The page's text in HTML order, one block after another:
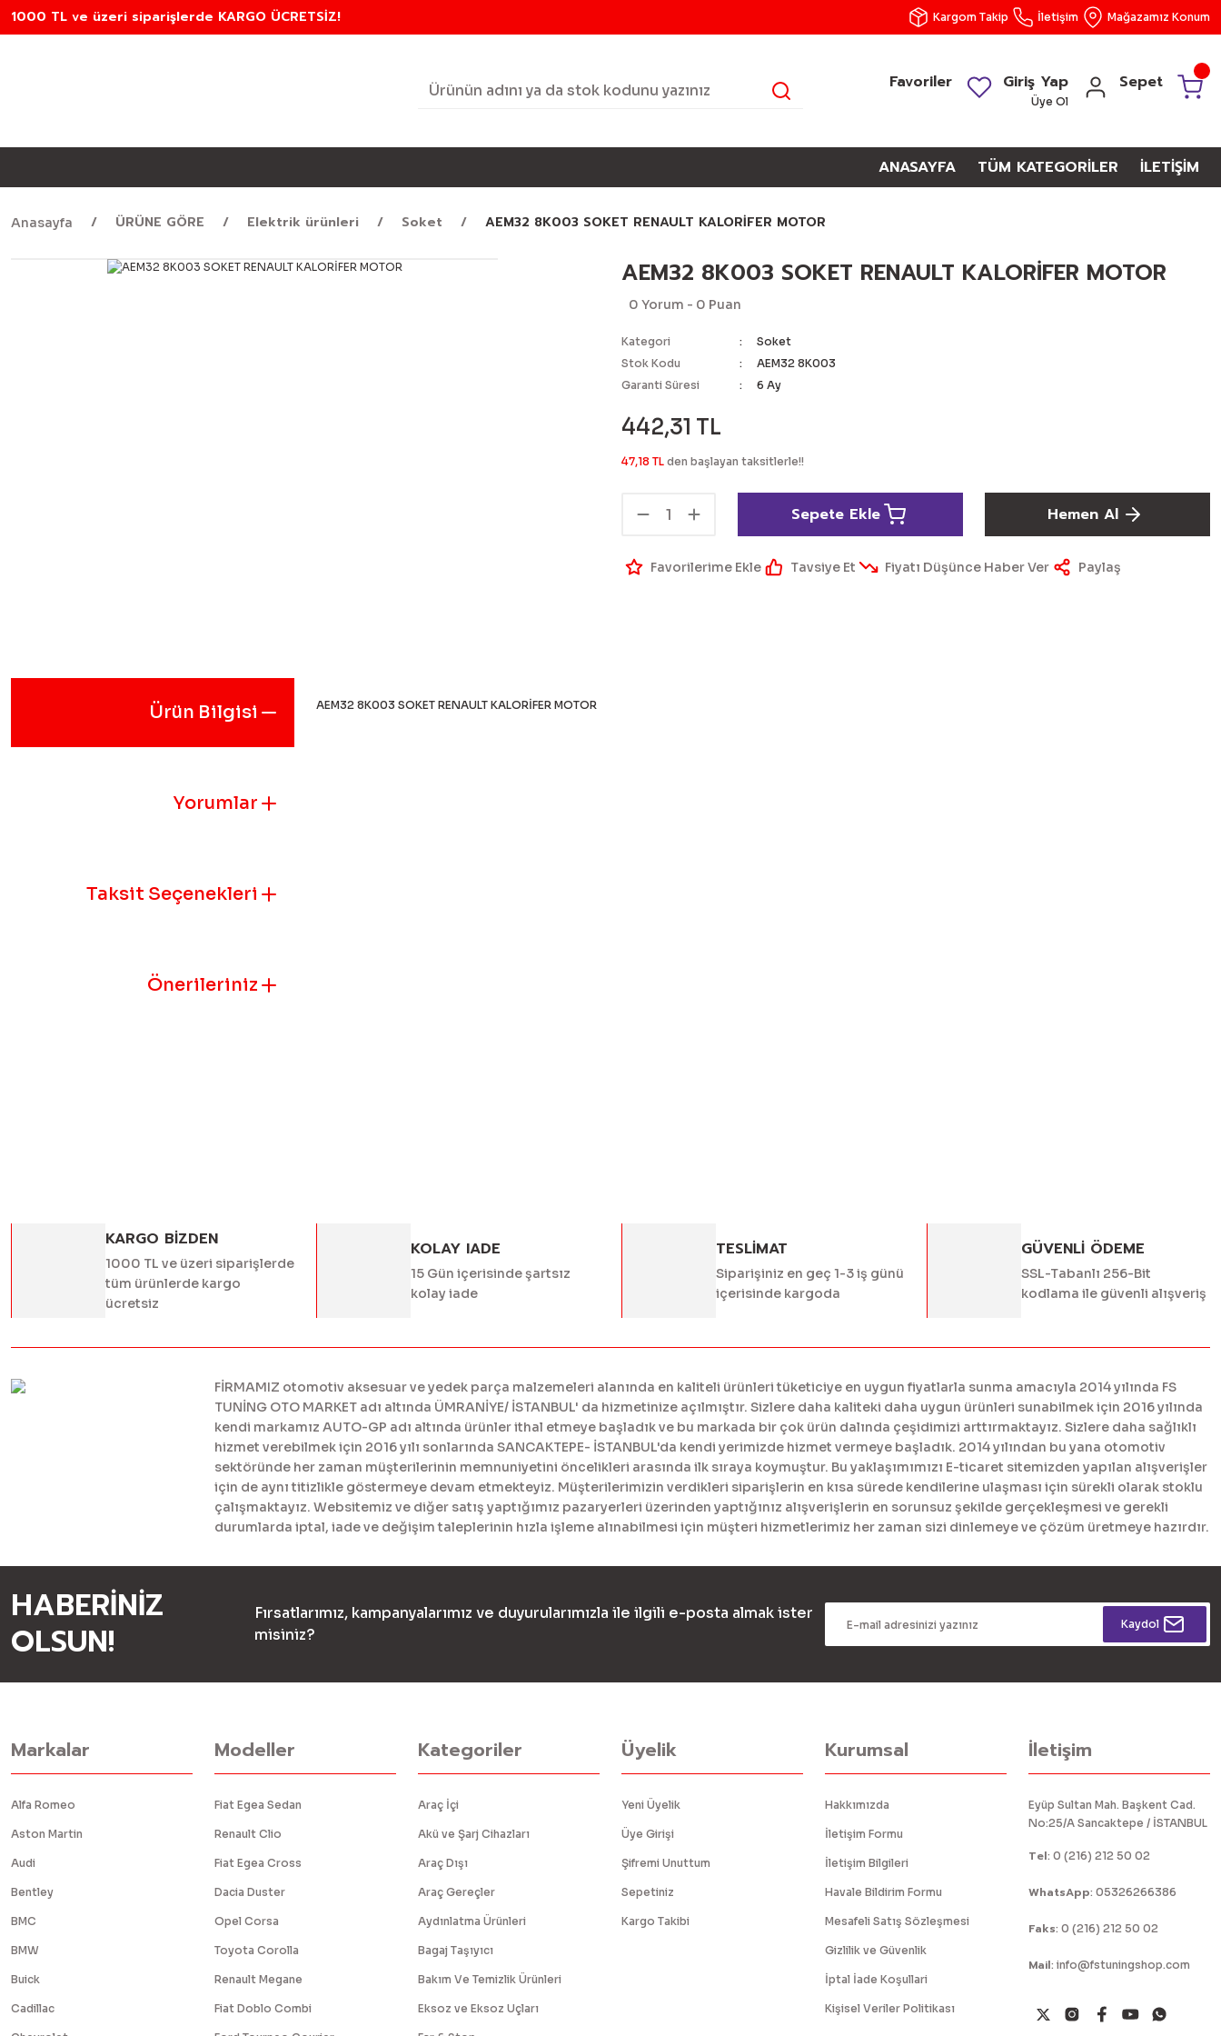
1000 TL ve üzeri siparişlerde KARGO ÜCRETSİZ! Kargom Takip İletişim Mağazamız Konum
Favoriler Giriş Yap
Üye Ol
Sepet
ANASAYFA TÜM KATEGORİLER İLETİŞİM
Anasayfa ÜRÜNE GÖRE Elektrik ürünleri Soket AEM32 8K003 SOKET RENAULT KALORİFER MOTOR
AEM32 8K003 SOKET RENAULT KALORİFER MOTOR
0 Yorum - 0 Puan
Kategori
Soket
Stok Kodu
AEM32 8K003
Garanti Süresi
6 Ay
442,31 TL
47,18 TL den başlayan taksitlerle!!
Sepete Ekle Hemen Al
Tavsiye Et Fiyatı Düşünce Haber Ver Paylaş
Ürün Bilgisi
Yorumlar
Taksit Seçenekleri
Önerileriniz
AEM32 8K003 SOKET RENAULT KALORİFER MOTOR
KARGO BİZDEN
1000 TL ve üzeri siparişlerde
tüm ürünlerde kargo
ücretsiz
KOLAY IADE
15 Gün içerisinde şartsız
kolay iade
TESLİMAT
Siparişiniz en geç 1-3 iş günü
içerisinde kargoda
GÜVENLİ ÖDEME
SSL-Tabanlı 256-Bit
kodlama ile güvenli alışveriş
FİRMAMIZ otomotiv aksesuar ve yedek parça malzemeleri alanında en kaliteli ürünleri tüketiciye en uygun fiyatlarla sunma amacıyla 2014 yılında FS
TUNİNG OTO MARKET adı altında ÜMRANİYE/ İSTANBUL' da hizmetinize açılmıştır. Sizlere daha kaliteki daha uygun ürünleri sunabilmek için 2016 yılında
kendi markamız AUTO-GP adı altında ürünler ithal etmeye başladık ve bu markada bir çok ürün dalında çeşidimizi arttırmaktayız. Sizlere daha sağlıklı
hizmet verebilmek için 2016 yılı sonlarında SANCAKTEPE- İSTANBUL'da kendi yerimizde hizmet vermeye başladık. 2014 yılından bu yana otomotiv
sektöründe her zaman müşterilerinin memnuniyetini öncelikleri arasında ilk sıraya koymuştur. Bu yaklaşımımızı E-ticaret sitemizden yapılan alışverişler
için de aynı titizlikle göstermeye devam etmekteyiz. Müşterilerimizin verdikleri siparişlerin en kısa sürede kendilerine ulaşması için sürekli olarak stoklu
çalışmaktayız. Websitemiz ve diğer satış yaptığımız pazaryerleri üzerinden yaptığınız alışverişlerin en sorunsuz şekilde gerçekleşmesi ve gerekli
durumlarda iptal, iade ve değişim taleplerinin hızla işleme alınabilmesi için müşteri hizmetlerimiz her zaman sizi dinlemeye ve çözüm üretmeye hazırdır.
HABERİNİZ
OLSUN!
Fırsatlarımız, kampanyalarımız ve duyurularımızla ile ilgili e-posta almak ister
misiniz?
Kaydol
Markalar
Alfa Romeo
Aston Martin
Audi
Bentley
BMC
BMW
Buick
Cadillac
Modeller
Fiat Egea Sedan
Renault Clio
Fiat Egea Cross
Dacia Duster
Opel Corsa
Toyota Corolla
Renault Megane
Fiat Doblo Combi
Kategoriler
Araç İçi
Akü ve Şarj Cihazları
Araç Dışı
Araç Gereçler
Aydınlatma Ürünleri
Bagaj Taşıyıcı
Bakım Ve Temizlik Ürünleri
Eksoz ve Eksoz Uçları
Üyelik
Yeni Üyelik
Üye Girişi
Şifremi Unuttum
Sepetiniz
Kargo Takibi
Kurumsal
Hakkımızda
İletişim Formu
İletişim Bilgileri
Havale Bildirim Formu
Mesafeli Satış Sözleşmesi
Gizlilik ve Güvenlik
İptal İade Koşullari
Kişisel Veriler Politikası
İletişim
Eyüp Sultan Mah. Başkent Cad.
No:25/A Sancaktepe / İSTANBUL
Tel: 0 (216) 212 50 02
WhatsApp: 05326266386
Faks: 0 (216) 212 50 02
Mail: info@fstuningshop.com